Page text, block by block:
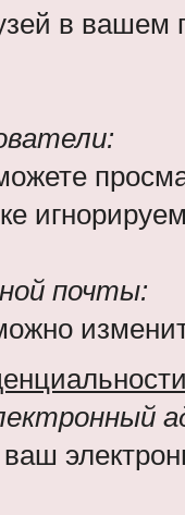
в вашем
почты: